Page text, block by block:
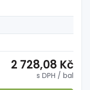
2 728,08 Kč
s DPH / bal